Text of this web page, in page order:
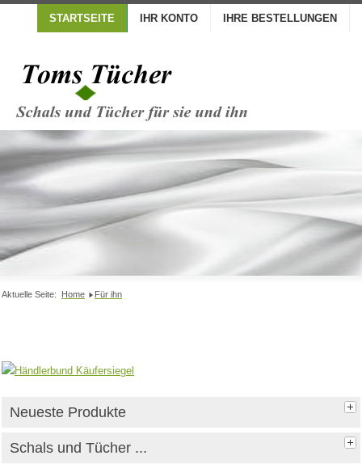
STARTSEITE IHR KONTO IHRE BESTELLUNGEN
Aktuelle Seite: Home Für ihn
Neueste Produkte
Schals und Tücher ...